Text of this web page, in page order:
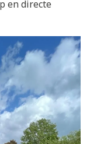
en directe